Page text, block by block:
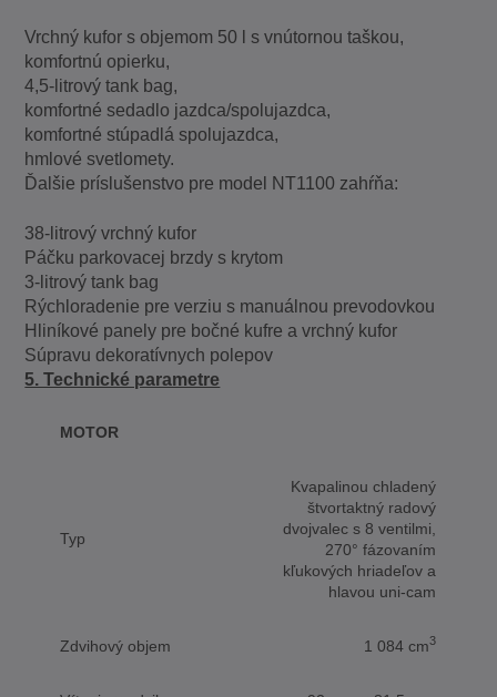
Vrchný kufor s objemom 50 l s vnútornou taškou,
komfortnú opierku,
4,5-litrový tank bag,
komfortné sedadlo jazdca/spolujazdca,
komfortné stúpadlá spolujazdca,
hmlové svetlomety.
Ďalšie príslušenstvo pre model NT1100 zahŕňa:
38-litrový vrchný kufor
Páčku parkovacej brzdy s krytom
3-litrový tank bag
Rýchloradenie pre verziu s manuálnou prevodovkou
Hliníkové panely pre bočné kufre a vrchný kufor
Súpravu dekoratívnych polepov
5. Technické parametre
MOTOR
Typ
Kvapalinou chladený
štvortaktný radový
dvojvalec s 8 ventilmi,
270° fázovaním
kľukových hriadeľov a
hlavou uni-cam
Zdvihový objem 1 084 cm3